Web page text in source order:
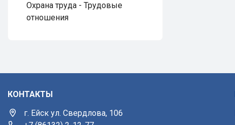
Охрана труда - Трудовые
отношения
КОНТАКТЫ
г. Ейск ул. Свердлова, 106